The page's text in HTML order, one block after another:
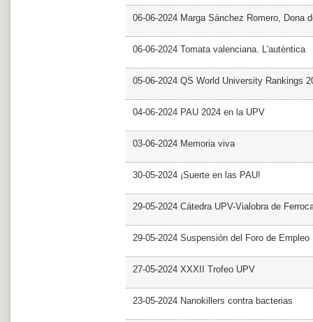
06-06-2024 Marga Sánchez Romero, Dona
06-06-2024 Tomata valenciana. L'autèntica
05-06-2024 QS World University Rankings
04-06-2024 PAU 2024 en la UPV
03-06-2024 Memoria viva
30-05-2024 ¡Suerte en las PAU!
29-05-2024 Cátedra UPV-Vialobra de
29-05-2024 Suspensión del Foro de Empleo
27-05-2024 XXXII Trofeo UPV
23-05-2024 Nanokillers contra bacterias